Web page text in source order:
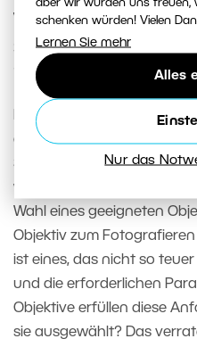
aber wir würden uns freuen,
schenken würden! Vielen
Lernen Sie mehr
Alles
Nur das
Wir wählen die
Sportfotografie II:
ideale Objektiv?
Das letzte Mal haben wir
der Auswahl eines
Sportfotografie achten
wie man das Gehäuse
Wahl eines geeigneten
Objektiv zum
ist eines, das nicht so
und die erforderlichen
Objektive erfüllen diese
sie ausgewählt? Das